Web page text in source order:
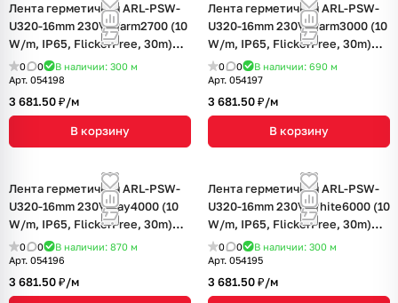
Лента герметичная ARL-PSW-
U320-16mm 230V Warm2700 (10
W/m, IP65, FlickerFree, 30m)
(Arlight, -)
0 0 В наличии: 300 м
Арт. 054198
3 681.50 ₽/м
В корзину
Лента герметичная ARL-PSW-
U320-16mm 230V Warm3000 (10
W/m, IP65, FlickerFree, 30m)
(Arlight, -)
0 0 В наличии: 690 м
Арт. 054197
3 681.50 ₽/м
В корзину
Лента герметичная ARL-PSW-
U320-16mm 230V Day4000 (10
W/m, IP65, FlickerFree, 30m)
(Arlight, -)
0 0 В наличии: 870 м
Арт. 054196
3 681.50 ₽/м
Лента герметичная ARL-PSW-
U320-16mm 230V White6000 (10
W/m, IP65, FlickerFree, 30m)
(Arlight, -)
0 0 В наличии: 300 м
Арт. 054195
3 681.50 ₽/м